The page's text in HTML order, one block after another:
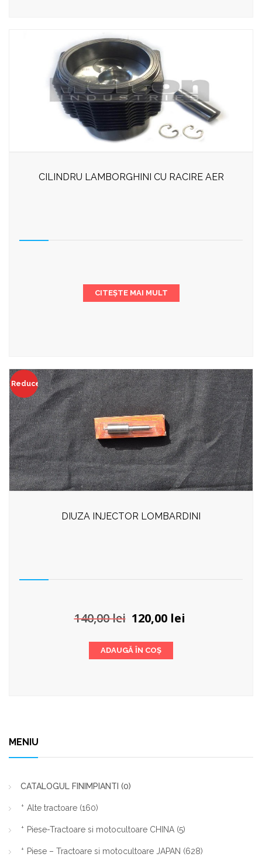
CILINDRU LAMBORGHINI CU RACIRE AER
CITEȘTE MAI MULT
Reduceri!
DIUZA INJECTOR LOMBARDINI
140,00lei Prețul
a
fost:
120,00 lei
ADAUGĂ ÎN COȘ
MENIU
CATALOGUL FINIMPIANTI (0)
Alte tractoare (160)
Piese-Tractoare si motocultoare CHINA (5)
Piese – Tractoare si motocultoare JAPAN (628)